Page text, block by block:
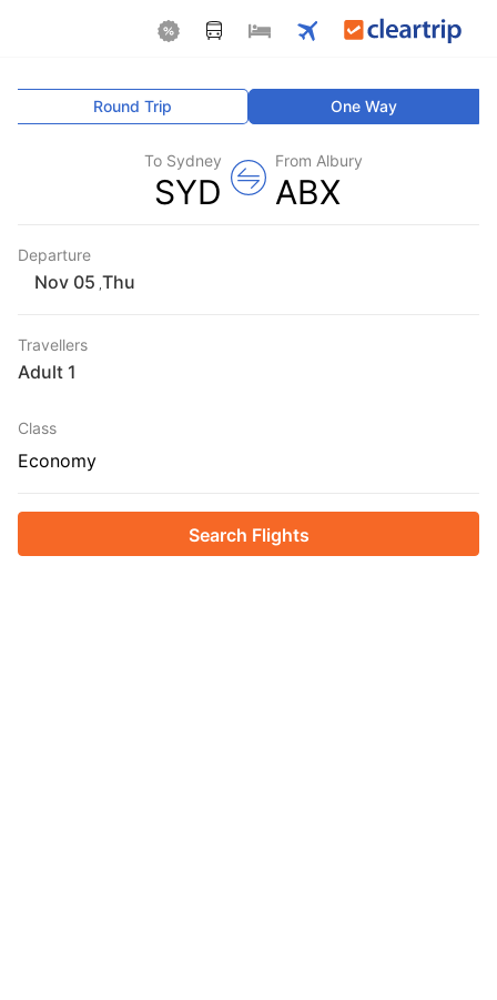
One Way
Round Trip
From Albury
ABX
To Sydney
SYD
Departure
Thu
Travellers
1 Adult
Class
Economy